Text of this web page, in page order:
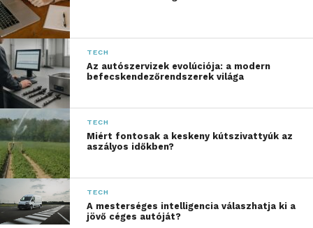
azokban a kategóriákban,
ahol megjelentünk. Az új
technológiára épített
motorok,
fűtőberendezések,
szeparációs rendszerek
és aerodinamikai
megoldások fejlesztése
lehetővé tette, hogy
radikálisan
TECH
Az autószervizek evolúciója: a modern
befecskendezőrendszerek világa
TECH
Miért fontosak a keskeny kútszivattyúk az
aszályos időkben?
TECH
A mesterséges intelligencia válaszhatja ki a
jövő céges autóját?